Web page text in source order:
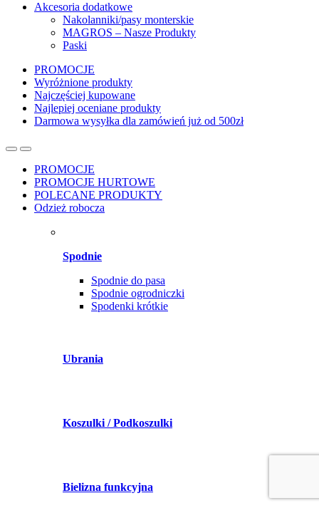
Akcesoria dodatkowe
Nakolanniki/pasy monterskie
MAGROS – Nasze Produkty
Paski
PROMOCJE
Wyróżnione produkty
Najczęściej kupowane
Najlepiej oceniane produkty
Darmowa wysyłka dla zamówień już od 500zł
PROMOCJE
PROMOCJE HURTOWE
POLECANE PRODUKTY
Odzież robocza
Spodnie
Spodnie do pasa
Spodnie ogrodniczki
Spodenki krótkie
Ubrania
Koszulki / Podkoszulki
Bielizna funkcyjna